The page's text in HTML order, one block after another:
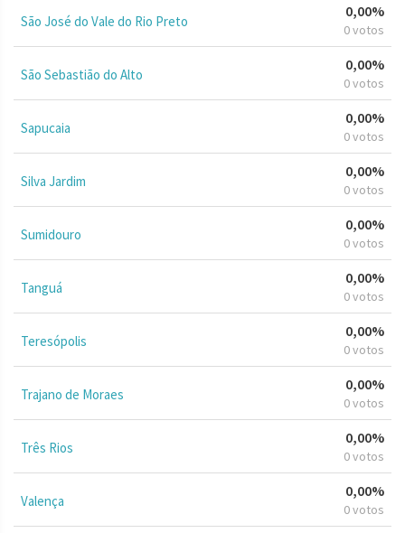
São José do Vale do Rio Preto
0,00%
0 votos
São Sebastião do Alto
0,00%
0 votos
Sapucaia
0,00%
0 votos
Silva Jardim
0,00%
0 votos
Sumidouro
0,00%
0 votos
Tanguá
0,00%
0 votos
Teresópolis
0,00%
0 votos
Trajano de Moraes
0,00%
0 votos
Três Rios
0,00%
0 votos
Valença
0,00%
0 votos